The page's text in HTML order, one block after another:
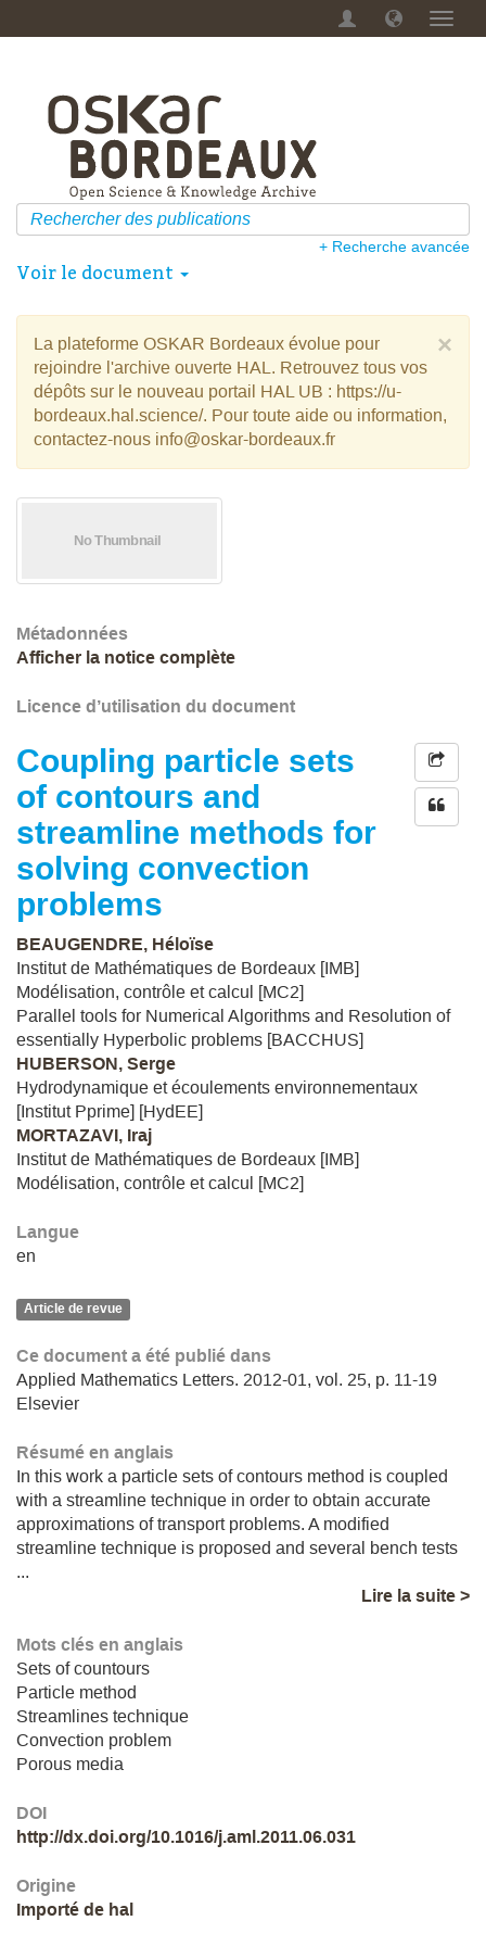
Menu
+ Recherche avancée
Voir le document
×
La plateforme OSKAR Bordeaux évolue pour
rejoindre l'archive ouverte HAL. Retrouvez tous vos
dépôts sur le nouveau portail HAL UB : https://u-
bordeaux.hal.science/. Pour toute aide ou information,
contactez-nous info@oskar-bordeaux.fr
Métadonnées
Afficher la notice complète
Licence d’utilisation du document
Coupling particle sets
of contours and
streamline methods for
solving convection
problems
BEAUGENDRE, Héloïse
Institut de Mathématiques de Bordeaux [IMB]
Modélisation, contrôle et calcul [MC2]
Parallel tools for Numerical Algorithms and Resolution of
essentially Hyperbolic problems [BACCHUS]
HUBERSON, Serge
Hydrodynamique et écoulements environnementaux
[Institut Pprime] [HydEE]
MORTAZAVI, Iraj
Institut de Mathématiques de Bordeaux [IMB]
Modélisation, contrôle et calcul [MC2]
Langue
en
Article de revue
Ce document a été publié dans
Applied Mathematics Letters. 2012-01, vol. 25, p. 11-19
Elsevier
Résumé en anglais
In this work a particle sets of contours method is coupled
with a streamline technique in order to obtain accurate
approximations of transport problems. A modified
streamline technique is proposed and several bench tests
...
Lire la suite >
Mots clés en anglais
Sets of countours
Particle method
Streamlines technique
Convection problem
Porous media
DOI
http://dx.doi.org/10.1016/j.aml.2011.06.031
Origine
Importé de hal